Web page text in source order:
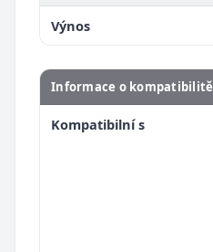
Výnos
Informace o kompatibilitě
Kompatibilní s